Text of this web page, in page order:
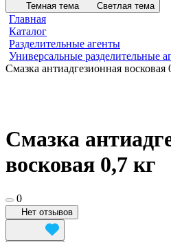
Темная тема Светлая тема
Главная
Каталог
Разделительные агенты
Универсальные разделительные
Смазка антиадгезионная восковая
Смазка
восковая 0,7 кг
0
Нет отзывов